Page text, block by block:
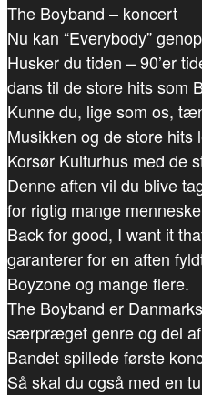
The Boyband – koncert
Nu kan “Everybody”
Husker du tiden – 90’er
dans til de store hits som
Kunne du, lige som os,
Musikken og de store
Korsør Kulturhus med de
Denne aften vil du blive
for rigtig mange
Back for good, I want it
garanterer for en aften
Boyzone og mange flere.
The Boyband er
særpræget genre og del af
Bandet spillede første
Så skal du også med en